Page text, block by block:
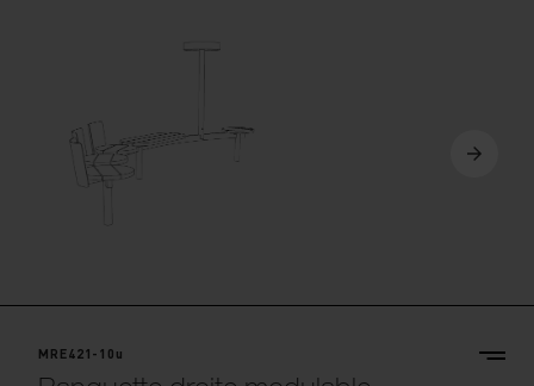
MRE421-10u